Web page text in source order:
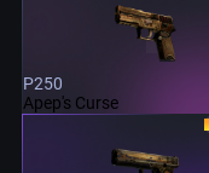
P250
Apep's Curse